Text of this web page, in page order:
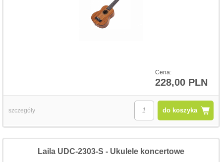
Cena:
228,00 PLN
do koszyka
szczegóły
Laila UDC-2303-S - Ukulele koncertowe